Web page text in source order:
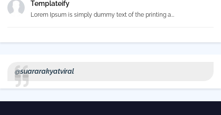
Templateify
Lorem Ipsum is simply dummy text of the printing a...
@suararakyatviral